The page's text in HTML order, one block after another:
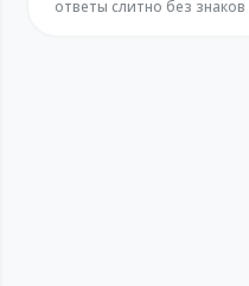
ответы слитно без